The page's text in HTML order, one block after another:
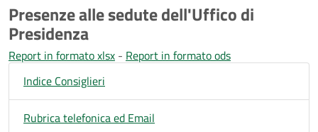
Presenze alle sedute dell'Uffico di
Presidenza
Report in formato xlsx - Report in formato ods
Indice Consiglieri
Rubrica telefonica ed Email